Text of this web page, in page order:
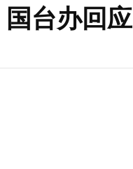
台办回应